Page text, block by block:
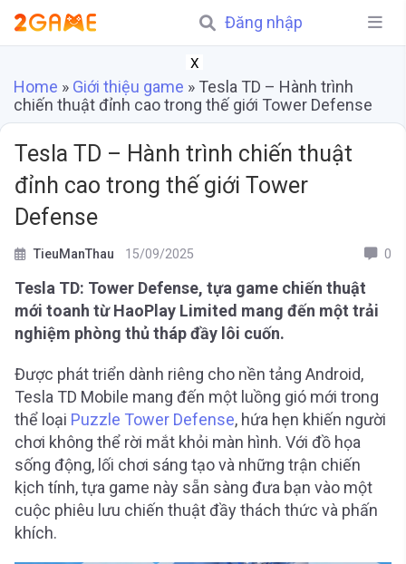
Đăng nhập
X
Home » Giới thiệu game » Tesla TD – Hành trình
chiến thuật đỉnh cao trong thế giới Tower Defense
Tesla TD – Hành trình chiến thuật
đỉnh cao trong thế giới Tower
Defense
TieuManThau 15/09/2025 0
Tesla TD: Tower Defense, tựa game chiến thuật
mới toanh từ HaoPlay Limited mang đến một trải
nghiệm phòng thủ tháp đầy lôi cuốn.
Được phát triển dành riêng cho nền tảng Android,
Tesla TD Mobile mang đến một luồng gió mới trong
thể loại Puzzle Tower Defense, hứa hẹn khiến người
chơi không thể rời mắt khỏi màn hình. Với đồ họa
sống động, lối chơi sáng tạo và những trận chiến
kịch tính, tựa game này sẵn sàng đưa bạn vào một
cuộc phiêu lưu chiến thuật đầy thách thức và phấn
khích.